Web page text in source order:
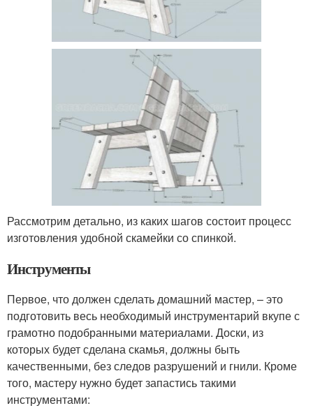
Рассмотрим детально, из каких шагов состоит процесс
изготовления удобной скамейки со спинкой.
Инструменты
Первое, что должен сделать домашний мастер, – это
подготовить весь необходимый инструментарий вкупе с
грамотно подобранными материалами. Доски, из
которых будет сделана скамья, должны быть
качественными, без следов разрушений и гнили. Кроме
того, мастеру нужно будет запастись такими
инструментами: